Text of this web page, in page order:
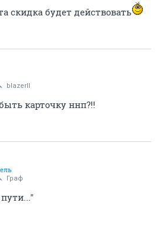
скидка будет действовать
blazerII
карточку ннп?!!
Граф